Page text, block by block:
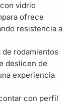
vidrio
ofrece
resistencia a
de rodamientos
deslicen de
experiencia
con perfil